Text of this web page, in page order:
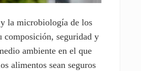
la microbiología de los
composición, seguridad y
ambiente en el que
alimentos sean seguros